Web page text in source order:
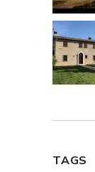
TAGS